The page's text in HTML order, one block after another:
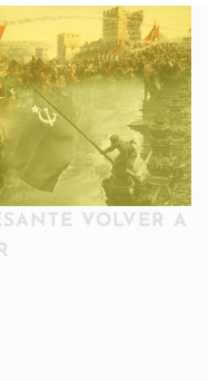
VOLVER A